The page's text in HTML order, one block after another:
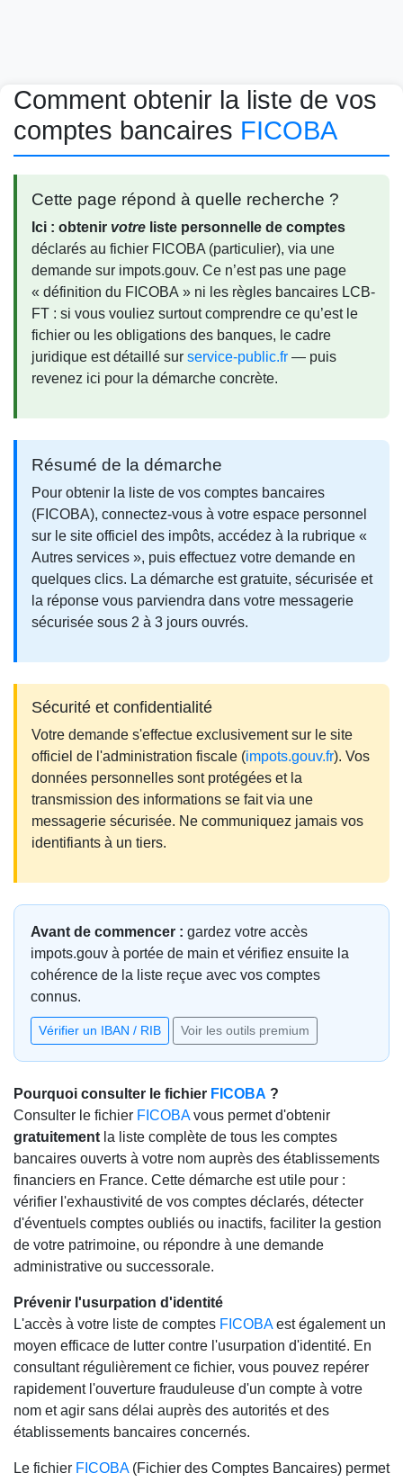
Comment obtenir la liste de vos
comptes bancaires FICOBA
Cette page répond à quelle recherche ?
Ici : obtenir votre liste personnelle de comptes
déclarés au fichier FICOBA (particulier), via une
demande sur impots.gouv. Ce n’est pas une page
« définition du FICOBA » ni les règles bancaires LCB-
FT : si vous vouliez surtout comprendre ce qu’est le
fichier ou les obligations des banques, le cadre
juridique est détaillé sur service-public.fr — puis
revenez ici pour la démarche concrète.
Résumé de la démarche
Pour obtenir la liste de vos comptes bancaires
(FICOBA), connectez-vous à votre espace personnel
sur le site officiel des impôts, accédez à la rubrique «
Autres services », puis effectuez votre demande en
quelques clics. La démarche est gratuite, sécurisée et
la réponse vous parviendra dans votre messagerie
sécurisée sous 2 à 3 jours ouvrés.
Sécurité et confidentialité
Votre demande s'effectue exclusivement sur le site
officiel de l'administration fiscale (impots.gouv.fr). Vos
données personnelles sont protégées et la
transmission des informations se fait via une
messagerie sécurisée. Ne communiquez jamais vos
identifiants à un tiers.
Avant de commencer : gardez votre accès
impots.gouv à portée de main et vérifiez ensuite la
cohérence de la liste reçue avec vos comptes
connus.
Vérifier un IBAN / RIB Voir les outils premium
Pourquoi consulter le fichier FICOBA ?
Consulter le fichier FICOBAvous permet d'obtenir
gratuitement la liste complète de tous les comptes
bancaires ouverts à votre nom auprès des établissements
financiers en France. Cette démarche est utile pour :
vérifier l'exhaustivité de vos comptes déclarés, détecter
d'éventuels comptes oubliés ou inactifs, faciliter la gestion
de votre patrimoine, ou répondre à une demande
administrative ou successorale.
Prévenir l'usurpation d'identité
L'accès à votre liste de comptes FICOBAest également un
moyen efficace de lutter contre l'usurpation d'identité. En
consultant régulièrement ce fichier, vous pouvez repérer
rapidement l'ouverture frauduleuse d'un compte à votre
nom et agir sans délai auprès des autorités et des
établissements bancaires concernés.
Le fichier FICOBA(Fichier des Comptes Bancaires) permet